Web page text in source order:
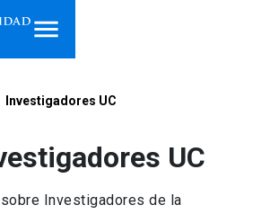
e
Investigadores UC
UC
Investigadores de la